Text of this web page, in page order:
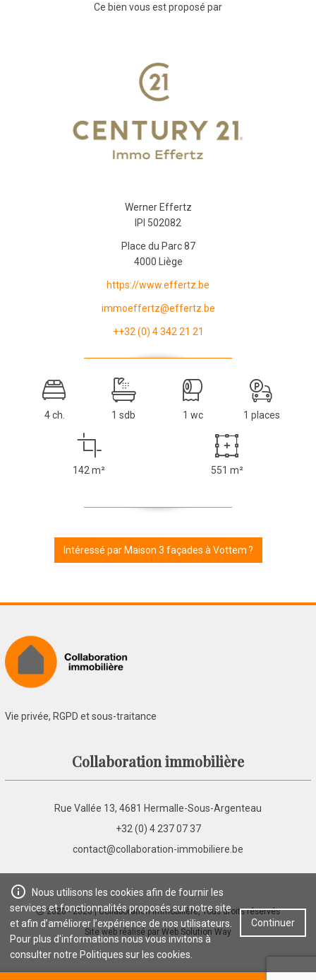
Continuer
Nous utilisons les cookies afin de fournir les
services et fonctionnalités proposés sur notre site
et afin d’améliorer l’expérience de nos utilisateurs.
Pour plus d'informations nous vous invitons à
consulter notre Politiques sur les cookies
Ce bien vous est proposé par
Werner Effertz
IPI 502082
Place du Parc 87
4000 Liège
https://www.effertz.be
immoeffertz@effertz.be
++32 (0) 4 342 21 21
4 ch. 1 sdb 1 wc 1 places
142 m² 551 m²
Intéressé par Maison 3 façades à Vottem ?
Vie privée, RGPD et sous-traitance
Collaboration immobilière
Rue Vallée 13, 4681 Hermalle-Sous-Argenteau
+32 (0) 4 237 07 37
contact@collaboration-immobiliere.be
2020 - 2026| Collaboration immobilière, Tous droits réservés
Site web réalisé par Web Solution Way